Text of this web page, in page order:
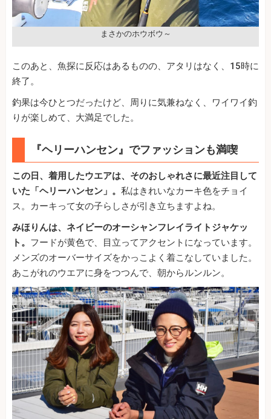
まさかのホウボウ～
このあと、魚探に反応はあるものの、アタリはなく、15時に
終了。
釣果は今ひとつだったけど、周りに気兼ねなく、ワイワイ釣
りが楽しめて、大満足でした。
『ヘリーハンセン』でファッションも満喫
この日、着用したウエアは、そのおしゃれさに最近注目して
いた「ヘリーハンセン」。 私はきれいなカーキ色をチョイ
ス。カーキって女の子らしさが引き立ちますよね。
みほりんは、ネイビーのオーシャンフレイライトジャケッ
ト。 フードが黄色で、目立ってアクセントになっています。
メンズのオーバーサイズをかっこよく着こなしていました。
あこがれのウエアに身をつつんで、朝からルンルン。